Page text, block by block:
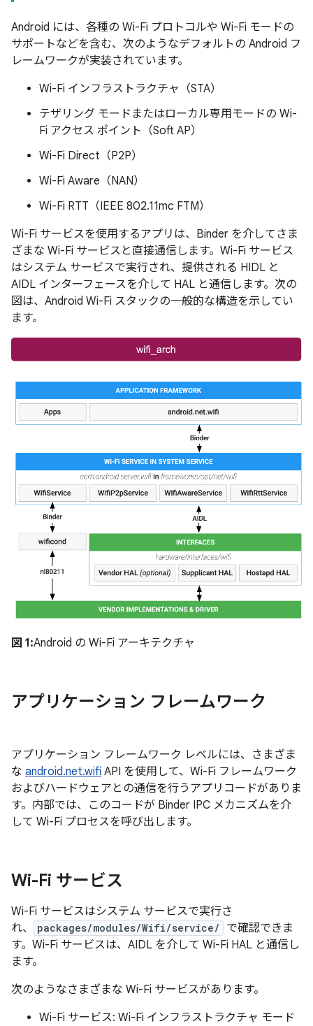
Android には、各種の Wi-Fi プロトコルや Wi-Fi モードの
サポートなどを含む、次のようなデフォルトの Android フ
レームワークが実装されています。
Wi-Fi インフラストラクチャ（STA）
テザリング モードまたはローカル専用モードの Wi-
Fi アクセス ポイント（Soft AP）
Wi-Fi Direct（P2P）
Wi-Fi Aware（NAN）
Wi-Fi RTT（IEEE 802.11mc FTM）
Wi-Fi サービスを使用するアプリは、Binder を介してさま
ざまな Wi-Fi サービスと直接通信します。Wi-Fi サービス
はシステム サービスで実行され、提供される HIDL と
AIDL インターフェースを介して HAL と通信します。次の
図は、Android Wi-Fi スタックの一般的な構造を示してい
ます。
図 1:Android の Wi-Fi アーキテクチャ
アプリケーション フレームワーク
アプリケーション フレームワーク レベルには、さまざま
な android.net.wifi API を使用して、Wi-Fi フレームワーク
およびハードウェアとの通信を行うアプリコードがありま
す。内部では、このコードが Binder IPC メカニズムを介
して Wi-Fi プロセスを呼び出します。
Wi-Fi サービス
Wi-Fi サービスはシステム サービスで実行さ
れ、
packages/modules/Wifi/service/
で確認できま
す。Wi-Fi サービスは、AIDL を介して Wi-Fi HAL と通信し
ます。
次のようなさまざまな Wi-Fi サービスがあります。
Wi-Fi サービス: Wi-Fi インフラストラクチャ モード